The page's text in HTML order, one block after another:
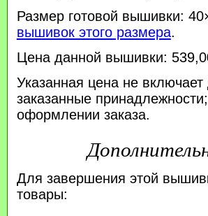
Размер готовой вышивки:
вышивок этого размера.
Цена данной вышивки:
Указанная цена не
заказанные
оформлении заказа.
Для завершения этой
товары: